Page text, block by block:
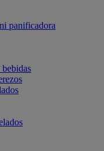
panificadora